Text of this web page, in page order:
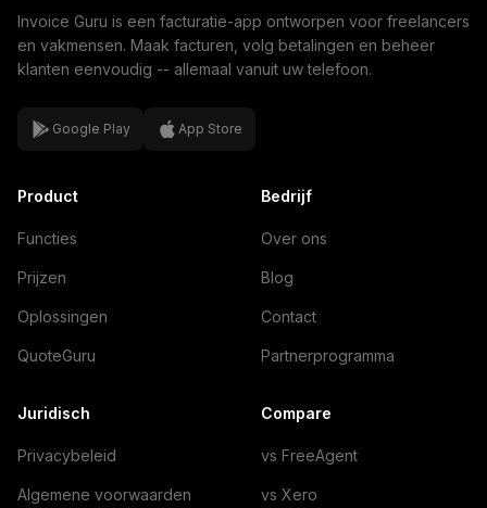
Invoice Guru is een facturatie-app ontworpen voor freelancers
en vakmensen. Maak facturen, volg betalingen en beheer
klanten eenvoudig -- allemaal vanuit uw telefoon.
Google Play App Store
Product
Functies
Prijzen
Oplossingen
QuoteGuru
Bedrijf
Over ons
Blog
Contact
Partnerprogramma
Juridisch
Privacybeleid
Algemene voorwaarden
Compare
vs FreeAgent
vs Xero